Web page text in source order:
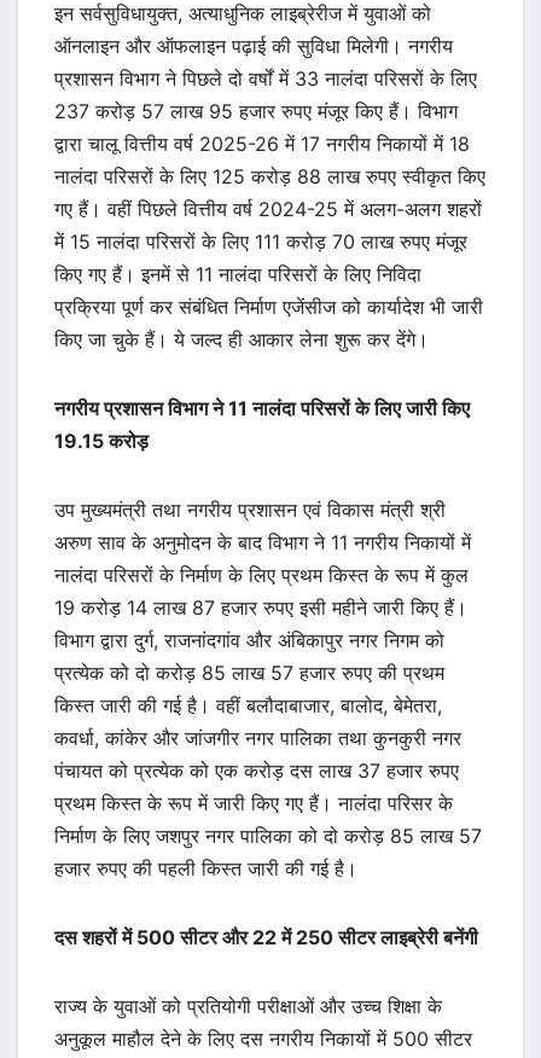
इन सर्वसुविधायुक्त, अत्याधुनिक लाइब्रेरीज में युवाओं को
ऑनलाइन और ऑफलाइन पढ़ाई की सुविधा मिलेगी। नगरीय
प्रशासन विभाग ने पिछले दो वर्षों में 33 नालंदा परिसरों के लिए
237 करोड़ 57 लाख 95 हजार रुपए मंजूर किए हैं। विभाग
द्वारा चालू वित्तीय वर्ष 2025-26 में 17 नगरीय निकायों में 18
नालंदा परिसरों के लिए 125 करोड़ 88 लाख रुपए स्वीकृत किए
गए हैं। वहीं पिछले वित्तीय वर्ष 2024-25 में अलग-अलग शहरों
में 15 नालंदा परिसरों के लिए 111 करोड़ 70 लाख रुपए मंजूर
किए गए हैं। इनमें से 11 नालंदा परिसरों के लिए निविदा
प्रक्रिया पूर्ण कर संबंधित निर्माण एजेंसीज को कार्यादेश भी जारी
किए जा चुके हैं। ये जल्द ही आकार लेना शुरू कर देंगे।
नगरीय प्रशासन विभाग ने 11 नालंदा परिसरों के लिए जारी किए
19.15 करोड़
उप मुख्यमंत्री तथा नगरीय प्रशासन एवं विकास मंत्री श्री
अरुण साव के अनुमोदन के बाद विभाग ने 11 नगरीय निकायों में
नालंदा परिसरों के निर्माण के लिए प्रथम किस्त के रूप में कुल
19 करोड़ 14 लाख 87 हजार रुपए इसी महीने जारी किए हैं।
विभाग द्वारा दुर्ग, राजनांदगांव और अंबिकापुर नगर निगम को
प्रत्येक को दो करोड़ 85 लाख 57 हजार रुपए की प्रथम
किस्त जारी की गई है। वहीं बलौदाबाजार, बालोद, बेमेतरा,
कवर्धा, कांकेर और जांजगीर नगर पालिका तथा कुनकुरी नगर
पंचायत को प्रत्येक को एक करोड़ दस लाख 37 हजार रुपए
प्रथम किस्त के रूप में जारी किए गए हैं। नालंदा परिसर के
निर्माण के लिए जशपुर नगर पालिका को दो करोड़ 85 लाख 57
हजार रुपए की पहली किस्त जारी की गई है।
दस शहरों में 500 सीटर और 22 में 250 सीटर लाइब्रेरी बनेंगी
राज्य के युवाओं को प्रतियोगी परीक्षाओं और उच्च शिक्षा के
अनुकूल माहौल देने के लिए दस नगरीय निकायों में 500 सीटर